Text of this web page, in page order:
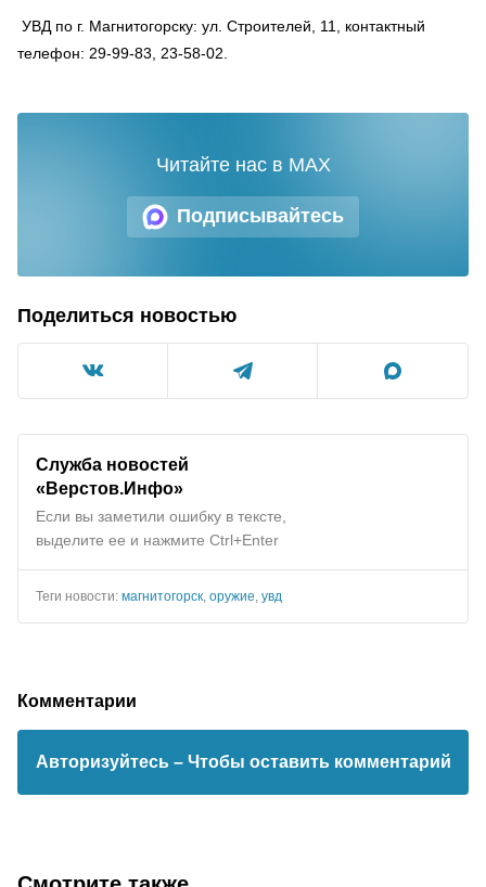
УВД по г. Магнитогорску: ул. Строителей, 11, контактный
телефон: 29-99-83, 23-58-02.
Подписывайтесь
Читайте нас в MAX
Поделиться новостью
Служба новостей
«Верстов.Инфо»
Если вы заметили ошибку в тексте,
выделите ее и нажмите Ctrl+Enter
Теги новости: магнитогорск оружие увд
Комментарии
Авторизуйтесь – Чтобы оставить комментарий